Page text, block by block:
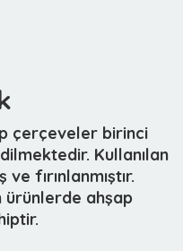
çerçeveler birinci
Kullanılan
fırınlanmıştır.
ürünlerde ahşap